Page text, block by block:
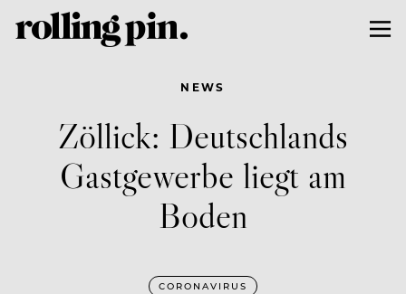
NEWS
Zöllick: Deutschlands
Gastgewerbe liegt am
Boden
CORONAVIRUS